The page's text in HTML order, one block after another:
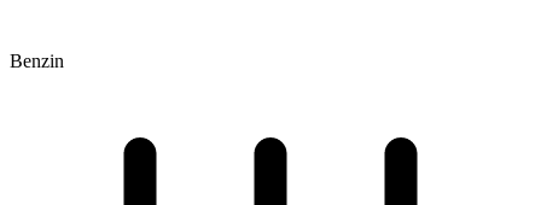
Benzin